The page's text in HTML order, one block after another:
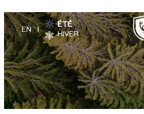
ÉTÉ
HIVER